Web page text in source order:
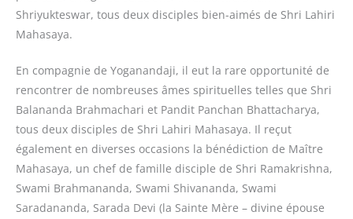
Shriyukteswar, tous deux disciples bien-aimés de Shri Lahiri
Mahasaya.
En compagnie de Yoganandaji, il eut la rare opportunité de
rencontrer de nombreuses âmes spirituelles telles que Shri
Balananda Brahmachari et Pandit Panchan Bhattacharya,
tous deux disciples de Shri Lahiri Mahasaya. Il reçut
également en diverses occasions la bénédiction de Maître
Mahasaya, un chef de famille disciple de Shri Ramakrishna,
Swami Brahmananda, Swami Shivananda, Swami
Saradananda, Sarada Devi (la Sainte Mère – divine épouse